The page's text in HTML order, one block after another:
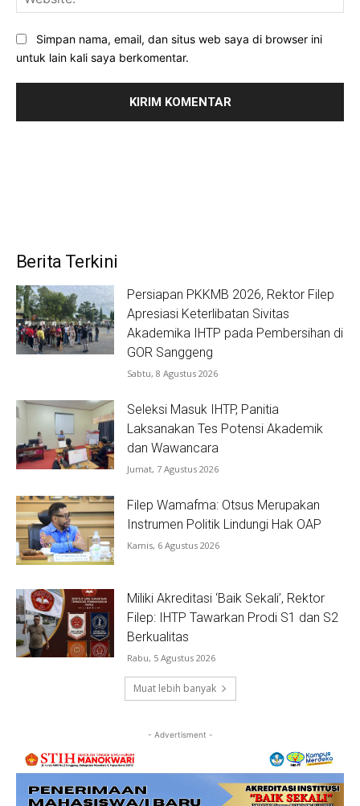
Simpan nama, email, dan situs web saya di browser ini
untuk lain kali saya berkomentar.
Berita Terkini
Persiapan PKKMB 2026, Rektor Filep
Apresiasi Keterlibatan Sivitas
Akademika IHTP pada Pembersihan di
GOR Sanggeng
Sabtu, 8 Agustus 2026
Seleksi Masuk IHTP, Panitia
Laksanakan Tes Potensi Akademik
dan Wawancara
Jumat, 7 Agustus 2026
Filep Wamafma: Otsus Merupakan
Instrumen Politik Lindungi Hak OAP
Kamis, 6 Agustus 2026
Miliki Akreditasi ‘Baik Sekali’, Rektor
Filep: IHTP Tawarkan Prodi S1 dan S2
Berkualitas
Rabu, 5 Agustus 2026
Muat lebih banyak
- Advertisment -